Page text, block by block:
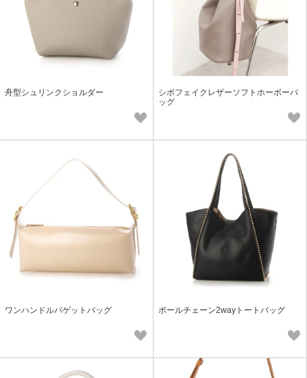
舟型シュリンクショルダー
シボフェイクレザーソフトホーボーバ
ッグ
ワンハンドルバゲットバッグ ボールチェーン2wayトートバッグ